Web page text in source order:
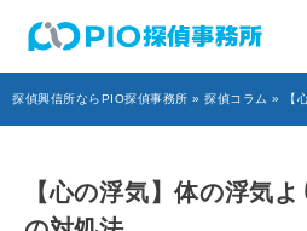
探偵興信所ならPIO探偵事務所 » 探偵コラム » 【
【心の浮気】体の浮気